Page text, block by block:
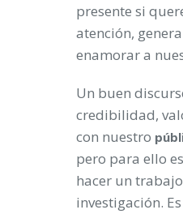
presente si
atención,
enamorar a
Un buen
credibilidad,
con nuestro
pero para ello
hacer un
investigación.